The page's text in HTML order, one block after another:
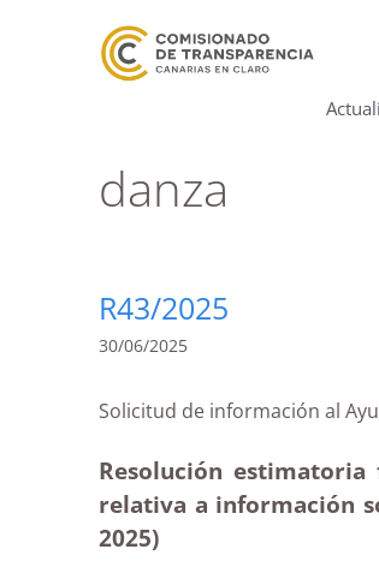
danza
R43/2025
30/06/2025
Solicitud de información al
Resolución
relativa a información
2025)